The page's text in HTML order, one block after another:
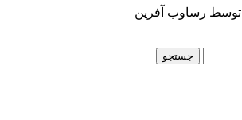
توسط رساوب آفرین
جستجو